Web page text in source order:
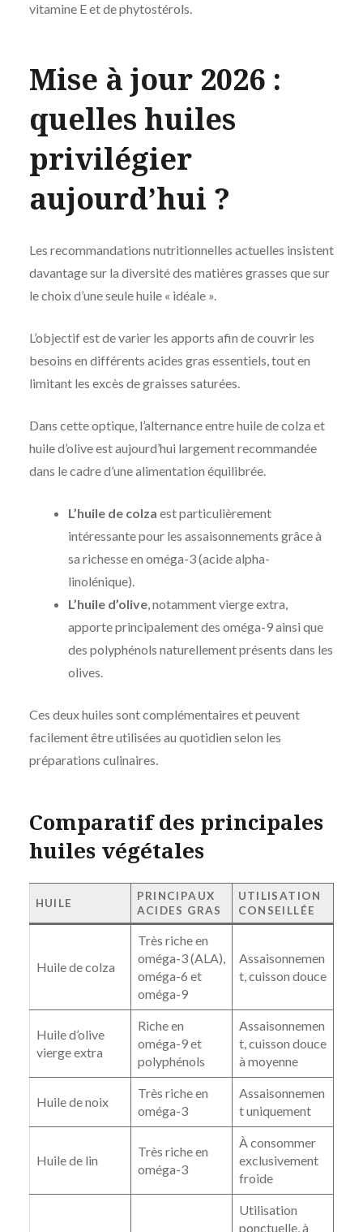
vitamine E et de phytostérols.
Mise à jour 2026 :
quelles huiles
privilégier
aujourd’hui ?
Les recommandations nutritionnelles actuelles insistent
davantage sur la diversité des matières grasses que sur
le choix d’une seule huile « idéale ».
L’objectif est de varier les apports afin de couvrir les
besoins en différents acides gras essentiels, tout en
limitant les excès de graisses saturées.
Dans cette optique, l’alternance entre huile de colza et
huile d’olive est aujourd’hui largement recommandée
dans le cadre d’une alimentation équilibrée.
L’huile de colza est particulièrement
intéressante pour les assaisonnements grâce à
sa richesse en oméga-3 (acide alpha-
linolénique).
L’huile d’olive, notamment vierge extra,
apporte principalement des oméga-9 ainsi que
des polyphénols naturellement présents dans les
olives.
Ces deux huiles sont complémentaires et peuvent
facilement être utilisées au quotidien selon les
préparations culinaires.
Comparatif des principales
huiles végétales
HUILE
PRINCIPAUX
ACIDES GRAS
UTILISATION
CONSEILLÉE
Huile de colza
Très riche en
oméga-3 (ALA),
oméga-6 et
oméga-9
Assaisonnemen
t, cuisson douce
Huile d’olive
vierge extra
Riche en
oméga-9 et
polyphénols
Assaisonnemen
t, cuisson douce
à moyenne
Huile de noix
Très riche en
oméga-3
Assaisonnemen
t uniquement
Huile de lin
Très riche en
oméga-3
À consommer
exclusivement
froide
Utilisation
ponctuelle, à